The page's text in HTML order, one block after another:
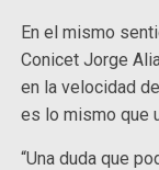
En el mismo
Conicet Jorge
en la velocidad
es lo mismo que
“Una duda que